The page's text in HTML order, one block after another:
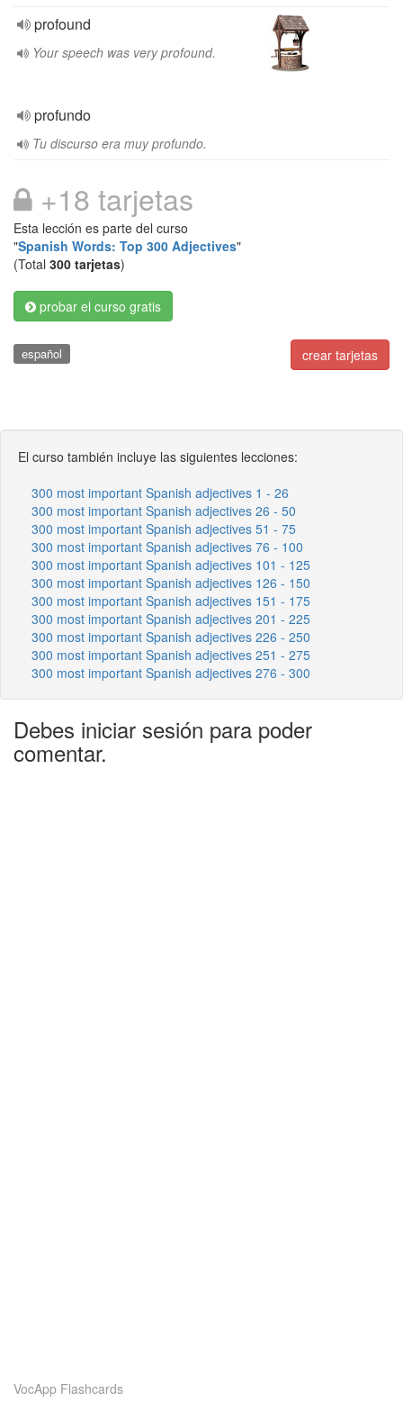
profound
Your speech was very profound.
profundo
Tu discurso era muy profundo.
+18 tarjetas
Esta lección es parte del curso
"Spanish Words: Top 300 Adjectives"
(Total 300 tarjetas)
probar el curso gratis
crear tarjetas
español
El curso también incluye las siguientes lecciones:
300 most important Spanish adjectives 1 - 26
300 most important Spanish adjectives 26 - 50
300 most important Spanish adjectives 51 - 75
300 most important Spanish adjectives 76 - 100
300 most important Spanish adjectives 101 - 125
300 most important Spanish adjectives 126 - 150
300 most important Spanish adjectives 151 - 175
300 most important Spanish adjectives 201 - 225
300 most important Spanish adjectives 226 - 250
300 most important Spanish adjectives 251 - 275
300 most important Spanish adjectives 276 - 300
Debes iniciar sesión para poder
comentar.
VocApp Flashcards